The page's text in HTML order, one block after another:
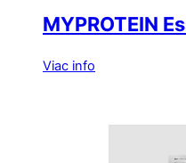
MYPROTEIN
Viac info